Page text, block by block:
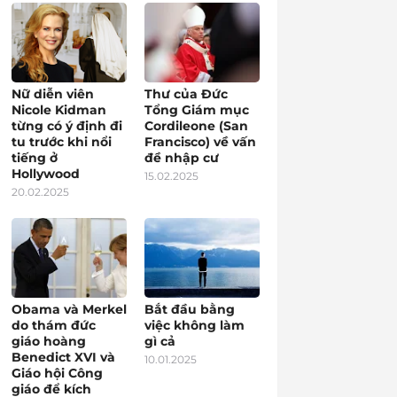
Nữ diễn viên
Nicole Kidman
từng có ý định đi
tu trước khi nổi
tiếng ở
Hollywood
20.02.2025
Thư của Đức
Tổng Giám mục
Cordileone (San
Francisco) về vấn
đề nhập cư
15.02.2025
Obama và Merkel
do thám đức
giáo hoàng
Benedict XVI và
Giáo hội Công
giáo để kích
Bắt đầu bằng
việc không làm
gì cả
10.01.2025